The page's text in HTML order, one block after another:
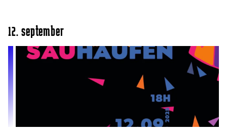
12. september